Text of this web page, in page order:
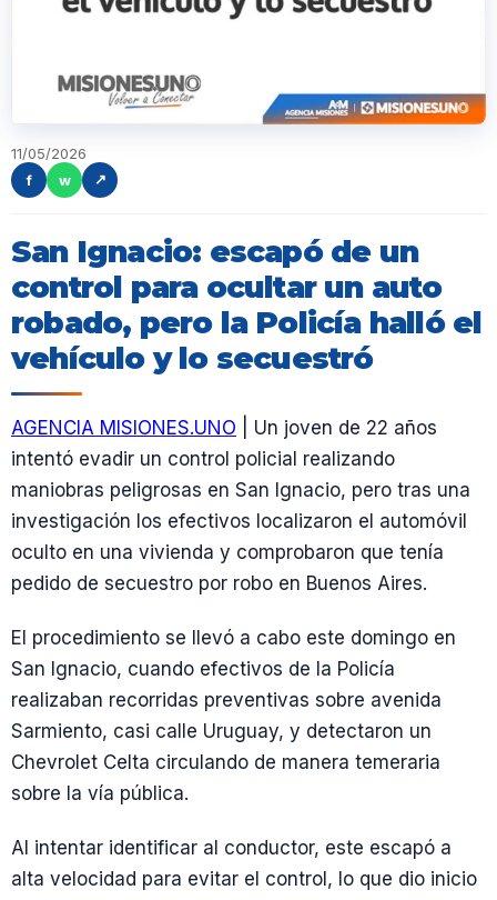
11/05/2026
f
w ↗
San Ignacio: escapó de un
control para ocultar un auto
robado, pero la Policía halló el
vehículo y lo secuestró
AGENCIA MISIONES.UNO | Un joven de 22 años
intentó evadir un control policial realizando
maniobras peligrosas en San Ignacio, pero tras una
investigación los efectivos localizaron el automóvil
oculto en una vivienda y comprobaron que tenía
pedido de secuestro por robo en Buenos Aires.
El procedimiento se llevó a cabo este domingo en
San Ignacio, cuando efectivos de la Policía
realizaban recorridas preventivas sobre avenida
Sarmiento, casi calle Uruguay, y detectaron un
Chevrolet Celta circulando de manera temeraria
sobre la vía pública.
Al intentar identificar al conductor, este escapó a
alta velocidad para evitar el control, lo que dio inicio